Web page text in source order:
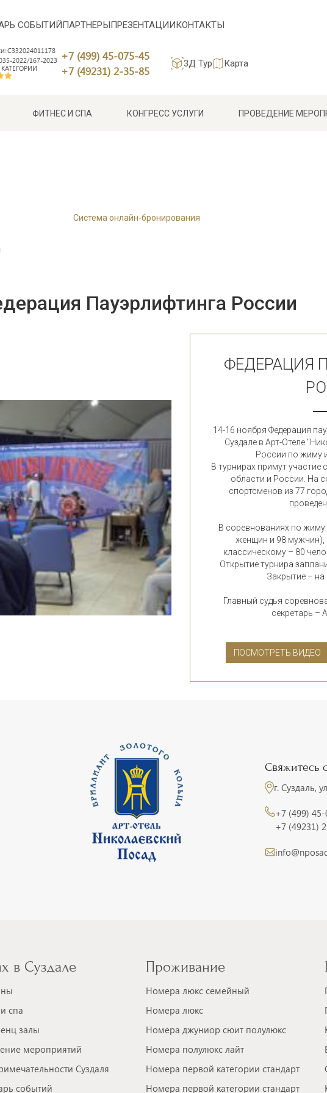
СОБЫТИЙПАРТНЕРЫПРЕЗЕНТАЦИИКОНТАКТЫ
С332024011178
2022/167-2023 +7 (499) 45-075-45
+7 (49231) 2-35-85
3Д Тур Карта
ФИТНЕС И СПА КОНГРЕСС УСЛУГИ ПРОВЕДЕНИЕ
Система онлайн-бронирования
Пауэрлифтинга России
ФЕДЕРАЦИЯ
14-16 ноября Федерация
Суздале в Арт-Отеле
России по жиму
В турнирах примут
области и России. На
спортсменов из 77
В соревнованиях по жиму
женщин и 98 мужчин),
классическому – 80
Открытие турнира
Закрытие – на
Главный судья
секретарь –
ПОСМОТРЕТЬ ВИДЕО
Свяжитесь
г. Суздаль,
+7 (499)
+7 (49231)
в Суздале
спа
залы
мероприятий
Суздаля
событий
Проживание
Номера люкс семейный
Номера люкс
Номера джуниор сюит полулюкс
Номера полулюкс лайт
Номера первой категории стандарт
Номера первой категории стандарт